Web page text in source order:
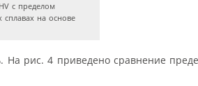
с пределом
на основе
рис. 4 приведено сравнение